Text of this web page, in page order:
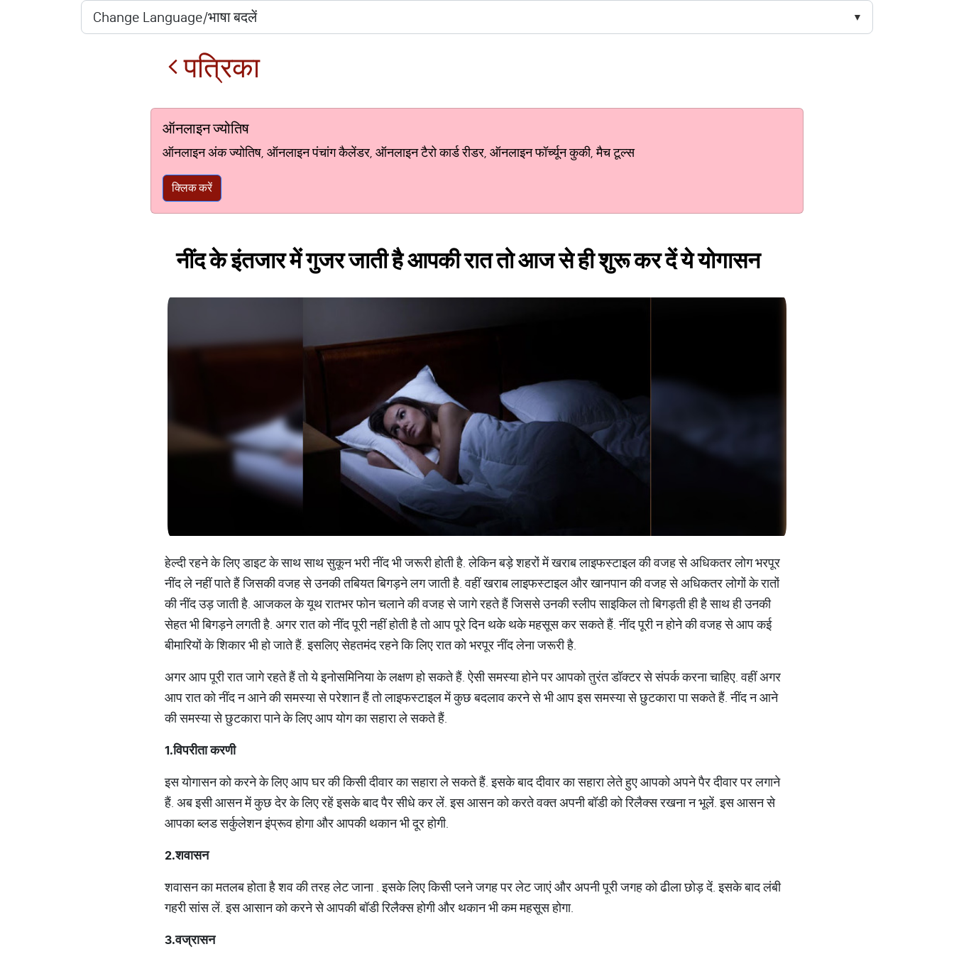
पत्रिका
ऑनलाइन ज्योतिष
ऑनलाइन अंक ज्योतिष, ऑनलाइन पंचांग कैलेंडर, ऑनलाइन टैरो कार्ड रीडर, ऑनलाइन फॉर्च्यून कुकी, मैच टूल्स
क्लिक करें
नींद के इंतजार में गुजर जाती है आपकी रात तो आज से ही शुरू कर दें ये योगासन
हेल्दी रहने के लिए डाइट के साथ साथ सुकून भरी नींद भी जरूरी होती है. लेकिन बड़े शहरों में खराब लाइफस्टाइल की वजह से अधिकतर लोग भरपूर
नींद ले नहीं पाते हैं जिसकी वजह से उनकी तबियत बिगड़ने लग जाती है. वहीं खराब लाइफस्टाइल और खानपान की वजह से अधिकतर लोगों के रातों
की नींद उड़ जाती है. आजकल के यूथ रातभर फोन चलाने की वजह से जागे रहते हैं जिससे उनकी स्लीप साइकिल तो बिगड़ती ही है साथ ही उनकी
सेहत भी बिगड़ने लगती है. अगर रात को नींद पूरी नहीं होती है तो आप पूरे दिन थके थके महसूस कर सकते हैं. नींद पूरी न होने की वजह से आप कई
बीमारियों के शिकार भी हो जाते हैं. इसलिए सेहतमंद रहने कि लिए रात को भरपूर नींद लेना जरूरी है.
अगर आप पूरी रात जागे रहते हैं तो ये इनोसमिनिया के लक्षण हो सकते हैं. ऐसी समस्या होने पर आपको तुरंत डॉक्टर से संपर्क करना चाहिए. वहीं अगर
आप रात को नींद न आने की समस्या से परेशान हैं तो लाइफस्टाइल में कुछ बदलाव करने से भी आप इस समस्या से छुटकारा पा सकते हैं. नींद न आने
की समस्या से छुटकारा पाने के लिए आप योग का सहारा ले सकते हैं.
1.विपरीता करणी
इस योगासन को करने के लिए आप घर की किसी दीवार का सहारा ले सकते हैं. इसके बाद दीवार का सहारा लेते हुए आपको अपने पैर दीवार पर लगाने
हैं. अब इसी आसन में कुछ देर के लिए रहें इसके बाद पैर सीधे कर लें. इस आसन को करते वक्त अपनी बॉडी को रिलैक्स रखना न भूलें. इस आसन से
आपका ब्लड सर्कुलेशन इंप्रूव होगा और आपकी थकान भी दूर होगी.
2.शवासन
शवासन का मतलब होता है शव की तरह लेट जाना . इसके लिए किसी प्लने जगह पर लेट जाएं और अपनी पूरी जगह को ढीला छोड़ दें. इसके बाद लंबी
गहरी सांस लें. इस आसान को करने से आपकी बॉडी रिलैक्स होगी और थकान भी कम महसूस होगा.
3.वज्रासन